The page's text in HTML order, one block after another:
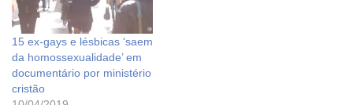
15 ex-gays e lésbicas ‘saem
da homossexualidade’ em
documentário por ministério
cristão